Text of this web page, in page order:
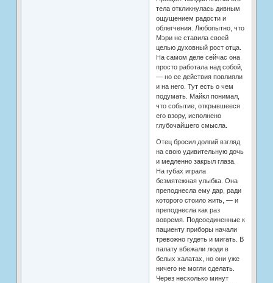
тела откликнулась дивным
ощущением радости и
облегчения. Любопытно, что
Мэри не ставила своей
целью духовный рост отца.
На самом деле сейчас она
просто работала над собой,
— но ее действия повлияли
и на него. Тут есть о чем
подумать. Майкл понимал,
что событие, открывшееся
его взору, исполнено
глубочайшего смысла.
Отец бросил долгий взгляд
на свою удивительную дочь
и медленно закрыл глаза.
На губах играла
безмятежная улыбка. Она
преподнесла ему дар, ради
которого стоило жить, — и
преподнесла как раз
вовремя. Подсоединенные к
пациенту приборы начали
тревожно гудеть и мигать. В
палату вбежали люди в
белых халатах, но они уже
ничего не могли сделать.
Через несколько минут